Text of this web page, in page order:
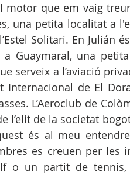
que em vaig
una petita localitat a
Solitari. En Julián
Guaymaral, una
serveix a l’aviació
de El
L’Aeroclub de
l’elit de la societat
és al meu
es creuen per les
o un partit de